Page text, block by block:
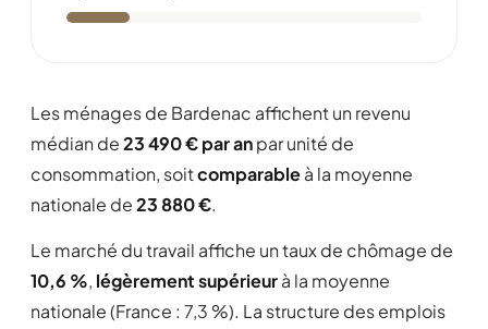
Les ménages de Bardenac affichent un revenu
médian de23 490 € par anpar unité de
consommation, soitcomparableà la moyenne
nationale de23 880 €.
Le marché du travail affiche un taux de chômage de
10,6 %, légèrement supérieurà la moyenne
nationale (France : 7,3 %). La structure des emplois